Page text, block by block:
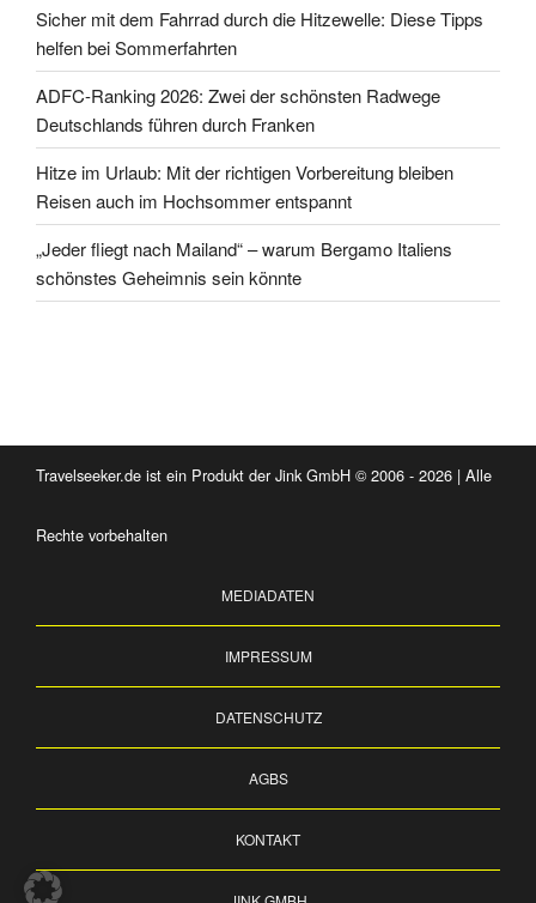
Sicher mit dem Fahrrad durch die Hitzewelle: Diese Tipps
helfen bei Sommerfahrten
ADFC-Ranking 2026: Zwei der schönsten Radwege
Deutschlands führen durch Franken
Hitze im Urlaub: Mit der richtigen Vorbereitung bleiben
Reisen auch im Hochsommer entspannt
„Jeder fliegt nach Mailand“ – warum Bergamo Italiens
schönstes Geheimnis sein könnte
Travelseeker.de ist ein Produkt der Jink GmbH © 2006 - 2026 | Alle
Rechte vorbehalten
MEDIADATEN
IMPRESSUM
DATENSCHUTZ
AGBS
KONTAKT